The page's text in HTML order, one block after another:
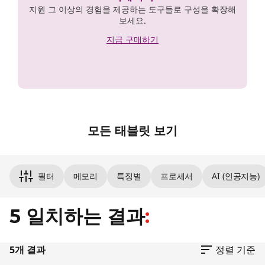
지원 그 이상의 경험을 제공하는 도구들로 구성을 확장해
보세요.
지금 구매하기
모든 태블릿 보기
필터 메모리 특징별 프로세서 AI (인공지능)
5 일치하는 결과:
5개 결과 정렬 기준